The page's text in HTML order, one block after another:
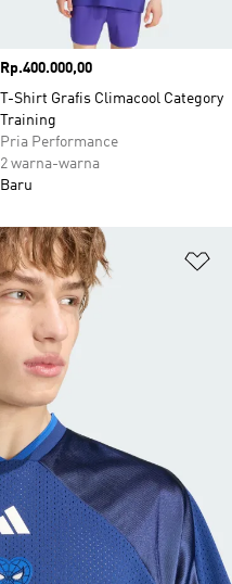
Harga
Rp.400.000,00
T-Shirt Grafis Climacool Category
Training
Pria Performance
2 warna-warna
Baru